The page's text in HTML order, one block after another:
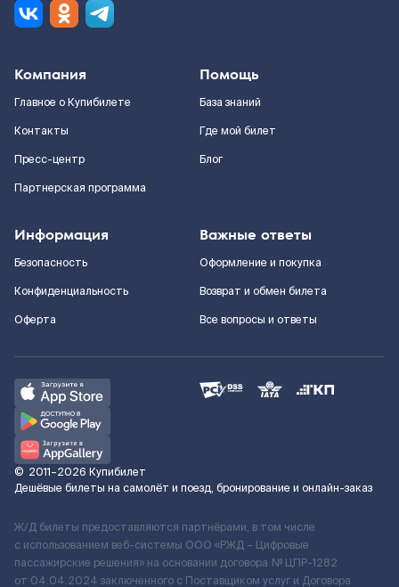
Компания
Главное о Купибилете
Контакты
Пресс-центр
Партнерская программа
Помощь
База знаний
Где мой билет
Блог
Информация
Безопасность
Конфиденциальность
Оферта
Важные ответы
Оформление и покупка
Возврат и обмен билета
Все вопросы и ответы
© 2011–2026 Купибилет
Дешёвые билеты на самолёт и поезд, бронирование и онлайн-заказ
Ж/Д билеты предоставляются партнёрами, в том числе
с использованием веб-системы ООО «РЖД – Цифровые
пассажирские решения» на основании договора № ЦПР-1282
от 04.04.2024 заключенного с Поставщиком услуг и Договора